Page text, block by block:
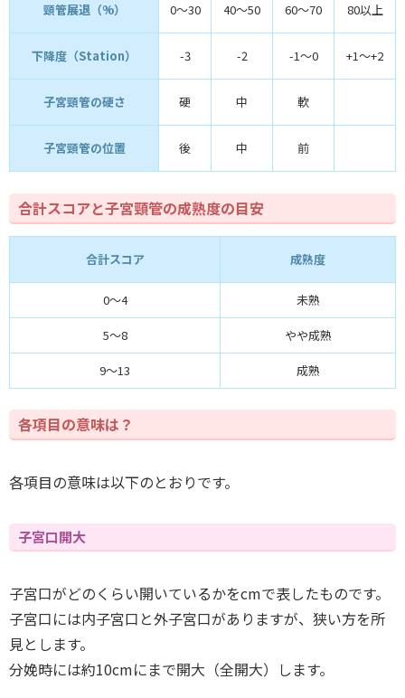
頸管展退（%） 0～30 40～50 60～70 80以上
下降度（Station） -3 -2 -1～0 +1～+2
子宮頸管の硬さ 硬 中 軟
子宮頸管の位置 後 中 前
合計スコアと子宮頸管の成熟度の目安
合計スコア 成熟度
0～4 未熟
5～8 やや成熟
9～13 成熟
各項目の意味は？
各項目の意味は以下のとおりです。
子宮口開大
子宮口がどのくらい開いているかをcmで表したものです。
子宮口には内子宮口と外子宮口がありますが、狭い方を所
見とします。
分娩時には約10cmにまで開大（全開大）します。